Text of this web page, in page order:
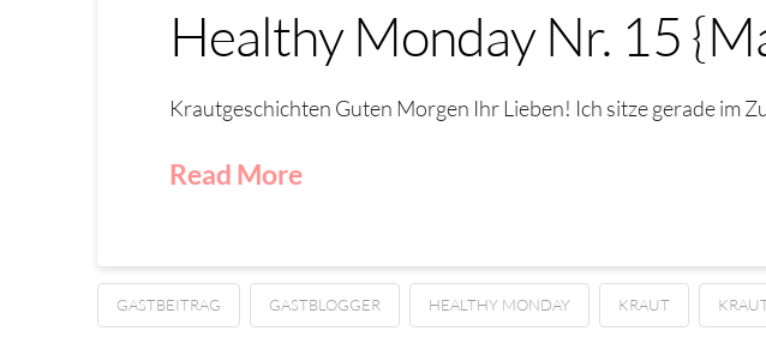
Healthy Monday Nr. 15
Krautgeschichten Guten Morgen Ihr Lieben! Ich sitze gerade im
Read More
GASTBEITRAG GASTBLOGGER HEALTHY MONDAY KRAUT